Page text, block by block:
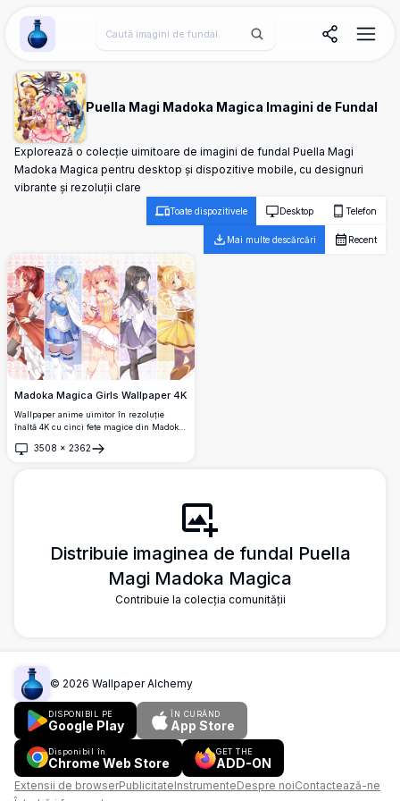
Wallpaper Alchemy
Puella Magi Madoka Magica Imagini de Fundal
Explorează o colecție uimitoare de imagini de fundal Puella Magi
Madoka Magica pentru desktop și dispozitive mobile, cu designuri
vibrante și rezoluții clare
Toate dispozitivele Desktop Telefon
Mai multe descărcări Recent
Madoka Magica Girls Wallpaper 4K
Wallpaper anime uimitor în rezoluție
înaltă 4K cu cinci fete magice din Madoka
Fiecare personaj este ilustrat frumos pe
3508 × 2362
Deschide
Distribuie imaginea de fundal Puella
Magi Madoka Magica
Contribuie la colecția comunității
© 2026 Wallpaper Alchemy
DISPONIBIL PE
Google Play
ÎN CURÂND
App Store
Disponibil în
Chrome Web Store
GET THE
ADD-ON
Extensii de browserPublicitateInstrumenteDespre noiContactează-ne